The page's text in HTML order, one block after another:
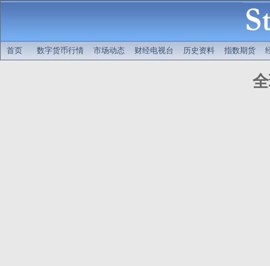
首页 数字货币行情 市场动态 财经电视台 历史资料 指数期货